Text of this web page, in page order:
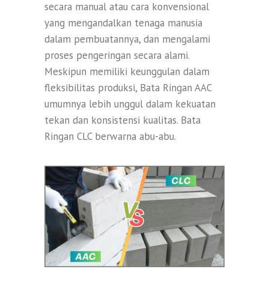
secara manual atau cara konvensional
yang mengandalkan tenaga manusia
dalam pembuatannya, dan mengalami
proses pengeringan secara alami.
Meskipun memiliki keunggulan dalam
fleksibilitas produksi, Bata Ringan AAC
umumnya lebih unggul dalam kekuatan
tekan dan konsistensi kualitas. Bata
Ringan CLC berwarna abu-abu.